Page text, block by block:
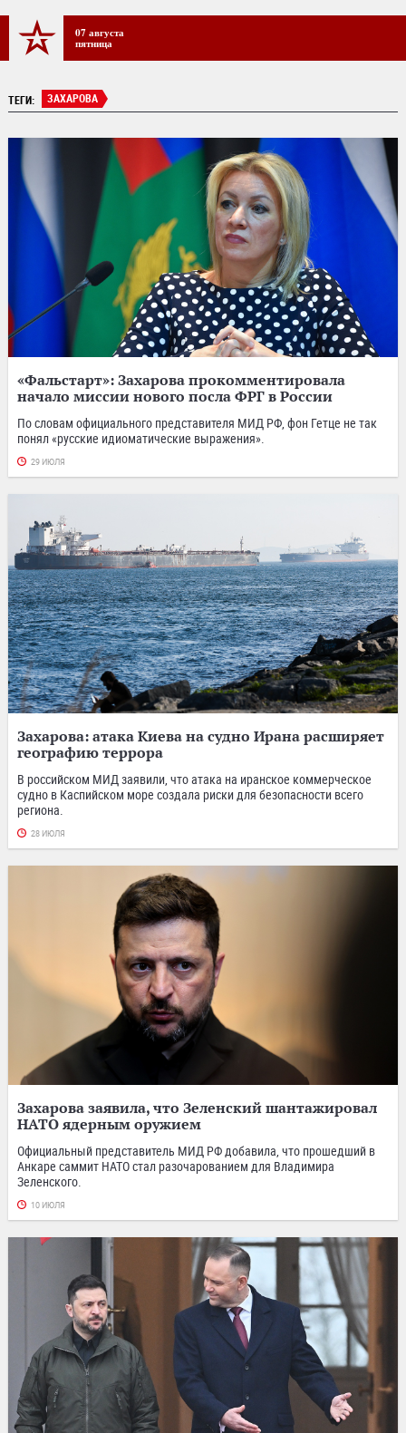
07 августа
пятница
ТЕГИ: ЗАХАРОВА
«Фальстарт»: Захарова прокомментировала
начало миссии нового посла ФРГ в России
По словам официального представителя МИД РФ, фон Гетце не так
понял «русские идиоматические выражения».
29 ИЮЛЯ
Захарова: атака Киева на судно Ирана расширяет
географию террора
В российском МИД заявили, что атака на иранское коммерческое
судно в Каспийском море создала риски для безопасности всего
региона.
28 ИЮЛЯ
Захарова заявила, что Зеленский шантажировал
НАТО ядерным оружием
Официальный представитель МИД РФ добавила, что прошедший в
Анкаре саммит НАТО стал разочарованием для Владимира
Зеленского.
10 ИЮЛЯ